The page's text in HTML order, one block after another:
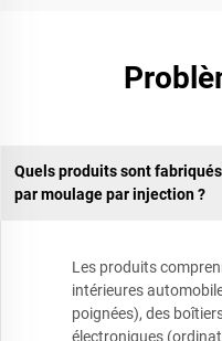
Quels produits sont
par moulage par injection ?
Les produits
intérieures
poignées), des
électroniques